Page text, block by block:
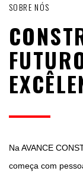
SOBRE NÓS
Na AVANCE
começa com